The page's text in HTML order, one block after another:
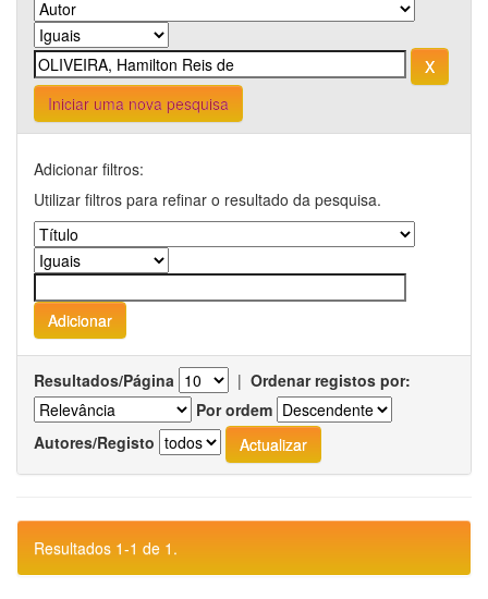
Iniciar uma nova pesquisa
Adicionar filtros:
Utilizar filtros para refinar o resultado da pesquisa.
Resultados/Página | Ordenar registos por:
Por ordem
Autores/Registo
Resultados 1-1 de 1.